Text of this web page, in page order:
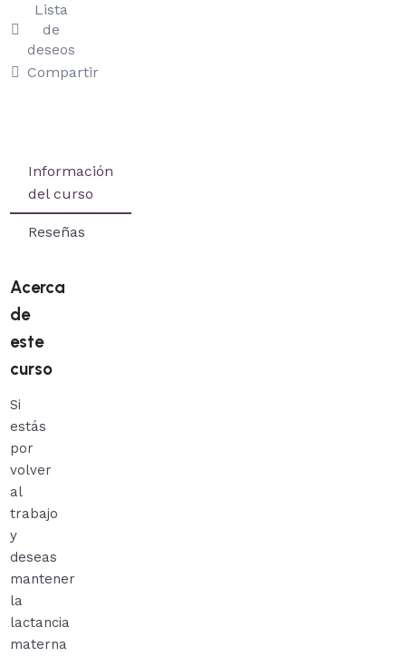
Lista
de
deseos
Compartir
Información
del curso
Reseñas
Acerca
de
este
curso
Si
estás
por
volver
al
trabajo
y
deseas
mantener
la
lactancia
materna